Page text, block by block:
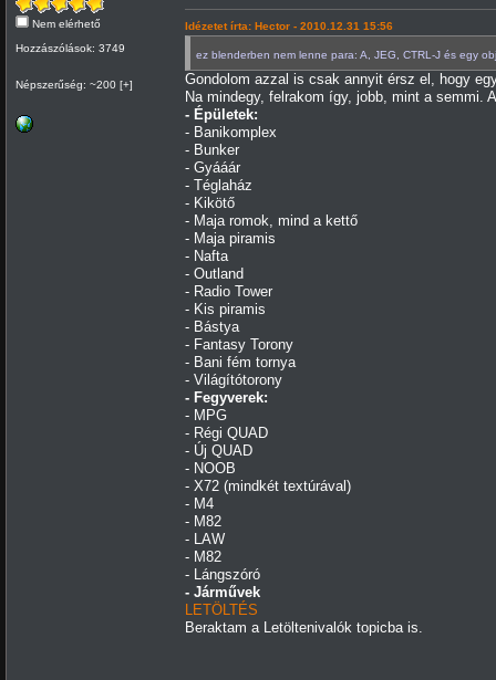
Nem elérhető
Hozzászólások: 3749
Népszerűség: ~200 [+]
Idézetet írta: Hector - 2010.12.31 15:56
ez blenderben nem lenne para: A, JEG, CTRL-J és egy
Gondolom azzal is csak annyit érsz el, hogy
Na mindegy, felrakom így, jobb, mint a semmi.
- Épületek:
- Banikomplex
- Bunker
- Gyááár
- Téglaház
- Kikötő
- Maja romok, mind a kettő
- Maja piramis
- Nafta
- Outland
- Radio Tower
- Kis piramis
- Bástya
- Fantasy Torony
- Bani fém tornya
- Világítótorony
- Fegyverek:
- MPG
- Régi QUAD
- Új QUAD
- NOOB
- X72 (mindkét textúrával)
- M4
- M82
- LAW
- M82
- Lángszóró
- Járművek
LETÖLTÉS
Beraktam a Letöltenivalók topicba is.